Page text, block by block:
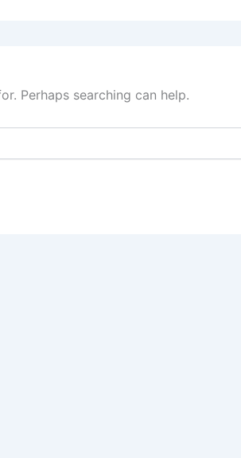
Perhaps searching can help.